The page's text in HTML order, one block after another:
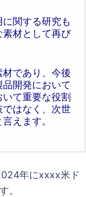
関する研究も
材として再び
であり、今後
開発において
て重要な役割
はなく、次世
えます。
年にxxxx米ド
。